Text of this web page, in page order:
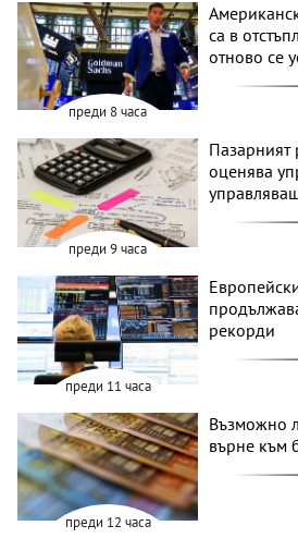
преди 8 часа
са в
отново се
преди 9 часа
Пазарният
оценява
преди 11 часа
рекорди
преди 12 часа
Възможно
върне към